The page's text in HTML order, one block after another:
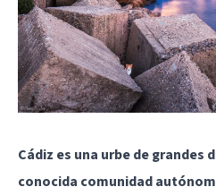
Cádiz es una urbe de grandes
conocida comunidad